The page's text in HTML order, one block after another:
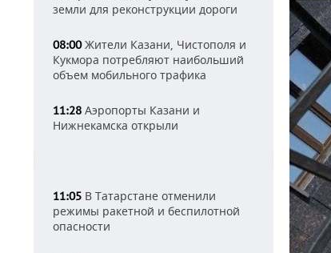
земли для реконструкции дороги
08:00Жители Казани, Чистополя и
Кукмора потребляют наибольший
объем мобильного трафика
11:28 Аэропорты Казани и
Нижнекамска открыли
11:05 В Татарстане отменили
режимы ракетной и беспилотной
опасности